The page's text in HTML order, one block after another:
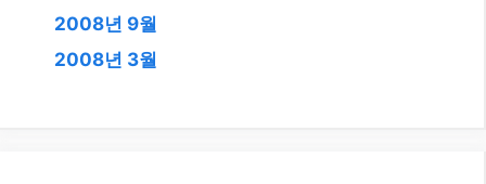
2008년 9월
2008년 3월